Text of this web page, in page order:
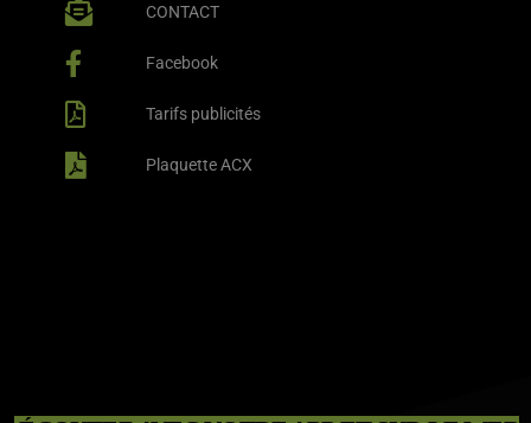
CONTACT
Facebook
Tarifs publicités
Plaquette ACX